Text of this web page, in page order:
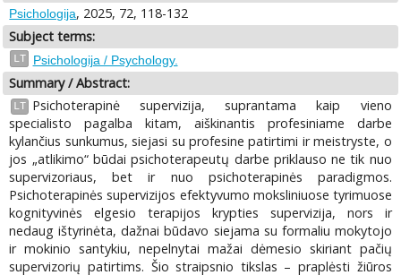
Psichologija, 2025, 72, 118-132
Subject terms:
LT Psichologija / Psychology.
Summary / Abstract:
LT
Psichoterapinė supervizija, suprantama kaip vieno
specialisto pagalba kitam, aiškinantis profesiniame darbe
kylančius sunkumus, siejasi su profesine patirtimi ir meistryste, o
jos „atlikimo“ būdai psichoterapeutų darbe priklauso ne tik nuo
supervizoriaus, bet ir nuo psichoterapinės paradigmos.
Psichoterapinės supervizijos efektyvumo moksliniuose tyrimuose
kognityvinės elgesio terapijos krypties supervizija, nors ir
nedaug ištyrinėta, dažnai būdavo siejama su formaliu mokytojo
ir mokinio santykiu, nepelnytai mažai dėmesio skiriant pačių
supervizorių patirtims. Šio straipsnio tikslas – praplėsti žiūros